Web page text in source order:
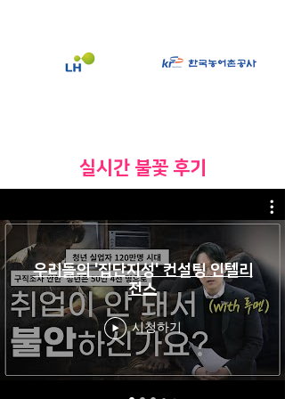
​실시간 불꽃 후기
우리들의 '집단지성' 컨설팅 인텔리
전스
시청하기